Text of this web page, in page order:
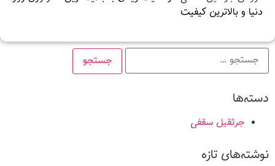
دنیا و بالاترین کیفیت
دسته‌ها
جرثقیل سقفی
نوشته‌های تازه